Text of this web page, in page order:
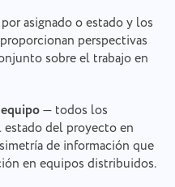
asignado o estado y los
perspectivas
sobre el trabajo en
— todos los
del proyecto en
de información que
en equipos distribuidos.